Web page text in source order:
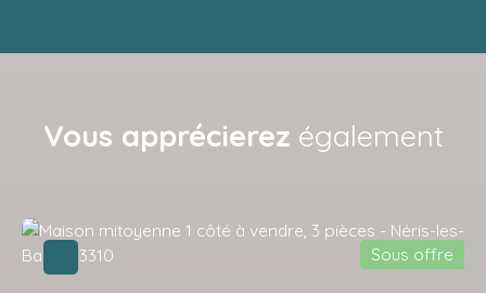
Vous apprécierez également
Sous offre